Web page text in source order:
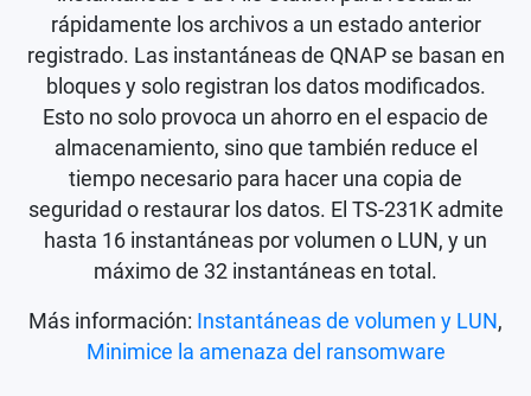
rápidamente los archivos a un estado anterior
registrado. Las instantáneas de QNAP se basan en
bloques y solo registran los datos modificados.
Esto no solo provoca un ahorro en el espacio de
almacenamiento, sino que también reduce el
tiempo necesario para hacer una copia de
seguridad o restaurar los datos. El TS-231K admite
hasta 16 instantáneas por volumen o LUN, y un
máximo de 32 instantáneas en total.
Más información: Instantáneas de volumen y LUN ,
Minimice la amenaza del ransomware